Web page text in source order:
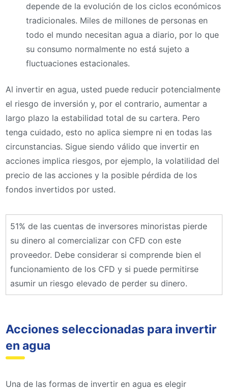
depende de la evolución de los ciclos económicos
tradicionales. Miles de millones de personas en
todo el mundo necesitan agua a diario, por lo que
su consumo normalmente no está sujeto a
fluctuaciones estacionales.
Al invertir en agua, usted puede reducir potencialmente
el riesgo de inversión y, por el contrario, aumentar a
largo plazo la estabilidad total de su cartera. Pero
tenga cuidado, esto no aplica siempre ni en todas las
circunstancias. Sigue siendo válido que invertir en
acciones implica riesgos, por ejemplo, la volatilidad del
precio de las acciones y la posible pérdida de los
fondos invertidos por usted.
51% de las cuentas de inversores minoristas pierde
su dinero al comercializar con CFD con este
proveedor. Debe considerar si comprende bien el
funcionamiento de los CFD y si puede permitirse
asumir un riesgo elevado de perder su dinero.
Acciones seleccionadas para invertir
en agua
Una de las formas de invertir en agua es elegir